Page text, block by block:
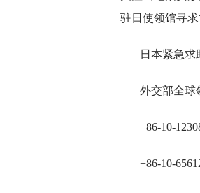
驻日使领馆寻求
日本紧急求
外交部全球
+86-10-
+86-10-